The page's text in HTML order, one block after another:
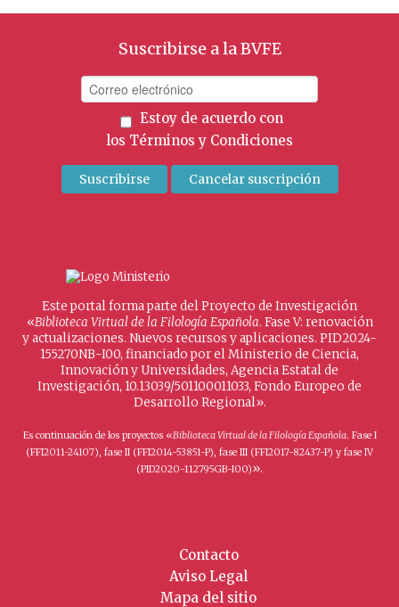
Suscribirse a la BVFE
Estoy de acuerdo con
los Términos y Condiciones
Este portal forma parte del Proyecto de Investigación
«Biblioteca Virtual de la Filología Española. Fase V: renovación
y actualizaciones. Nuevos recursos y aplicaciones. PID2024-
155270NB-I00, financiado por el Ministerio de Ciencia,
Innovación y Universidades, Agencia Estatal de
Investigación, 10.13039/501100011033, Fondo Europeo de
Desarrollo Regional».
Es continuación de los proyectos «Biblioteca Virtual de la Filología Española. Fase I
(FFI2011-24107), fase II (FFI2014-53851-P), fase III (FFI2017-82437-P) y fase IV
(PID2020-112795GB-I00)».
Contacto
Aviso Legal
Mapa del sitio